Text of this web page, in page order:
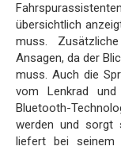
übersichtlich
muss.
Ansagen, da der
muss. Auch die
vom Lenkrad
Bluetooth-
werden und sorgt
liefert bei seinem